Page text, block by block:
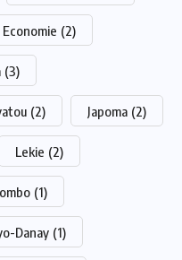
Economie (2)
(3)
(2) Japoma (2)
Lekie (2)
(1)
Danay (1)